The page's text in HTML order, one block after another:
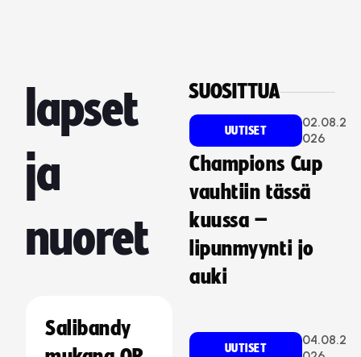
lapset
ja
nuoret
Salibandy
SUOSITTUA
UUTISET
02.08.2
026
Champions Cup
vauhtiin tässä
kuussa –
lipunmyynti jo
auki
UUTISET
04.08.2